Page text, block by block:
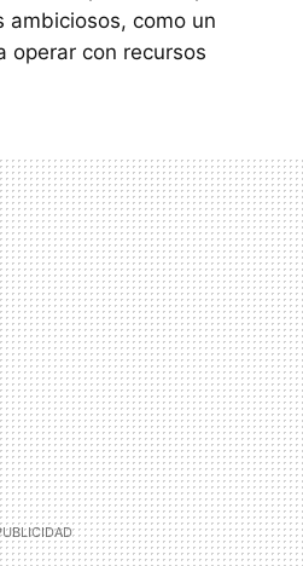
ambiciosos, como un
operar con recursos